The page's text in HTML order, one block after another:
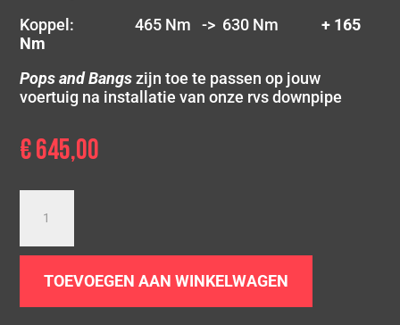
Koppel: 465 Nm -> 630 Nm+ 165
Nm
Pops and Bangszijn toe te passen op jouw
voertuig na installatie van onze rvs downpipe
€645,00
Audi
8V
MK1TOEVOEGEN AAN WINKELWAGEN